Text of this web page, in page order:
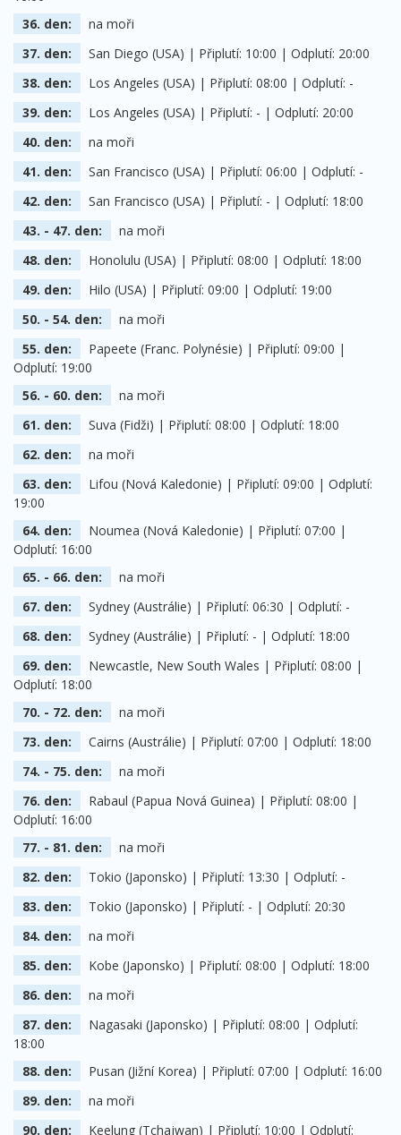
36. den:
na moři
37. den:
San Diego (USA) | Připlutí: 10:00 | Odplutí: 20:00
38. den:
Los Angeles (USA) | Připlutí: 08:00 | Odplutí: -
39. den:
Los Angeles (USA) | Připlutí: - | Odplutí: 20:00
40. den:
na moři
41. den:
San Francisco (USA) | Připlutí: 06:00 | Odplutí: -
42. den:
San Francisco (USA) | Připlutí: - | Odplutí: 18:00
43. - 47. den:
na moři
48. den:
Honolulu (USA) | Připlutí: 08:00 | Odplutí: 18:00
49. den:
Hilo (USA) | Připlutí: 09:00 | Odplutí: 19:00
50. - 54. den:
na moři
55. den:
Papeete (Franc. Polynésie) | Připlutí: 09:00 |
Odplutí: 19:00
56. - 60. den:
na moři
61. den:
Suva (Fidži) | Připlutí: 08:00 | Odplutí: 18:00
62. den:
na moři
63. den:
Lifou (Nová Kaledonie) | Připlutí: 09:00 | Odplutí:
19:00
64. den:
Noumea (Nová Kaledonie) | Připlutí: 07:00 |
Odplutí: 16:00
65. - 66. den:
na moři
67. den:
Sydney (Austrálie) | Připlutí: 06:30 | Odplutí: -
68. den:
Sydney (Austrálie) | Připlutí: - | Odplutí: 18:00
69. den:
Newcastle, New South Wales | Připlutí: 08:00 |
Odplutí: 18:00
70. - 72. den:
na moři
73. den:
Cairns (Austrálie) | Připlutí: 07:00 | Odplutí: 18:00
74. - 75. den:
na moři
76. den:
Rabaul (Papua Nová Guinea) | Připlutí: 08:00 |
Odplutí: 16:00
77. - 81. den:
na moři
82. den:
Tokio (Japonsko) | Připlutí: 13:30 | Odplutí: -
83. den:
Tokio (Japonsko) | Připlutí: - | Odplutí: 20:30
84. den:
na moři
85. den:
Kobe (Japonsko) | Připlutí: 08:00 | Odplutí: 18:00
86. den:
na moři
87. den:
Nagasaki (Japonsko) | Připlutí: 08:00 | Odplutí:
18:00
88. den:
Pusan (Jižní Korea) | Připlutí: 07:00 | Odplutí: 16:00
89. den:
na moři
90. den:
Keelung (Tchajwan) | Připlutí: 10:00 | Odplutí: